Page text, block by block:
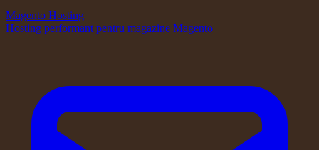
Magento Hosting
Hosting performant pentru magazine Magento